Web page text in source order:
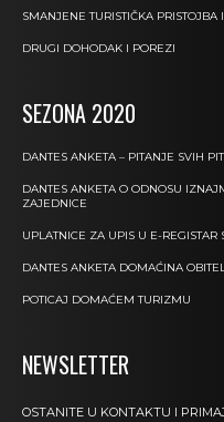
SMANJENE TURISTIČKA
DRUGI DOHODAK I POREZI
SEZONA 2020
DANTES ANKETA – PITANJE SVIH
DANTES ANKETA O ODNOSU
ZAJEDNICE
UPLATNICE ZA UPIS U E-REGISTAR
DANTES ANKETA DOMAĆINA
POTICAJ DOMAĆEM TURIZMU
NEWSLETTER
OSTANITE U KONTAKTU I